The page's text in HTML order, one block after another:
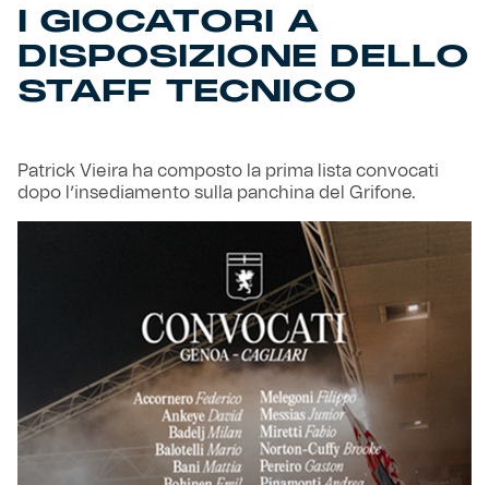
Gift Card Online Store
I GIOCATORI A
DISPOSIZIONE DELLO
STAFF TECNICO
Patrick Vieira ha composto la prima lista convocati
dopo l’insediamento sulla panchina del Grifone.